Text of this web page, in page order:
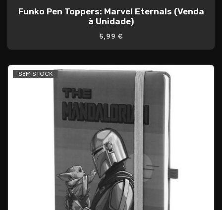
Funko Pen Toppers: Marvel Eternals (Venda
à Unidade)
5,99 €
SEM STOCK